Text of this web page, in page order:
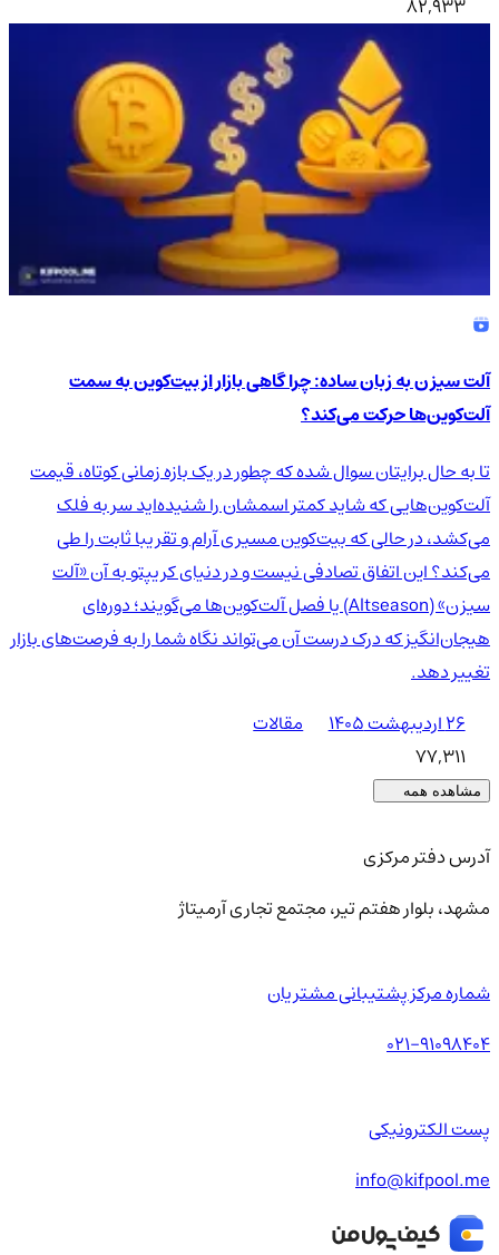
82,933
آلت سیزن به زبان ساده: چرا گاهی بازار از بیت‌کوین به سمت
آلت‌کوین‌ها حرکت می‌کند؟
تا به حال برایتان سوال شده که چطور در یک بازه زمانی کوتاه، قیمت
آلت‌کوین‌هایی که شاید کمتر اسمشان را شنیده‌اید سر به فلک
می‌کشد، در حالی که بیت‌کوین مسیری آرام و تقریبا ثابت را طی
می‌کند؟ این اتفاق تصادفی نیست و در دنیای کریپتو به آن «آلت
سیزن» (Altseason) یا فصل آلت‌کوین‌ها می‌گویند؛ دوره‌ای
هیجان‌انگیز که درک درست آن می‌تواند نگاه شما را به فرصت‌های بازار
تغییر دهد.
۲۶ اردیبهشت ۱۴۰۵
مقالات
77,311
مشاهده همه
آدرس دفتر مرکزی
مشهد، بلوار هفتم تیر، مجتمع تجاری آرمیتاژ
شماره مرکز پشتیبانی مشتریان
021-91098404
پست الکترونیکی
info@kifpool.me